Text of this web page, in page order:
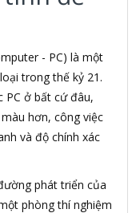
- PC) là một
trong thế kỷ 21.
PC ở bất cứ đâu,
hơn, công việc
và độ chính xác
phát triển của
phòng thí nghiệm